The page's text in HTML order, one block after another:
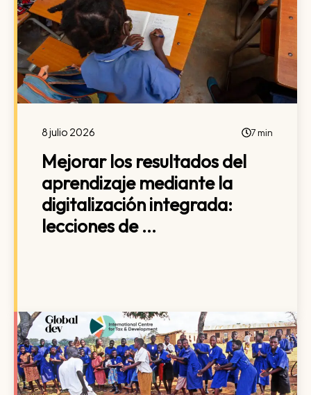
8 julio 2026 7 min
Mejorar los resultados del
aprendizaje mediante la
digitalización integrada:
lecciones de ...